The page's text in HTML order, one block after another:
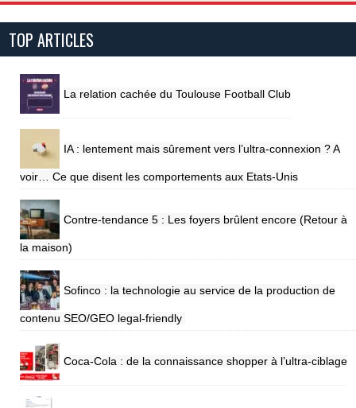
TOP ARTICLES
La relation cachée du Toulouse Football Club
IA : lentement mais sûrement vers l’ultra-connexion ? A
voir… Ce que disent les comportements aux Etats-Unis
Contre-tendance 5 : Les foyers brûlent encore (Retour à
la maison)
Sofinco : la technologie au service de la production de
contenu SEO/GEO legal-friendly
Coca-Cola : de la connaissance shopper à l’ultra-ciblage